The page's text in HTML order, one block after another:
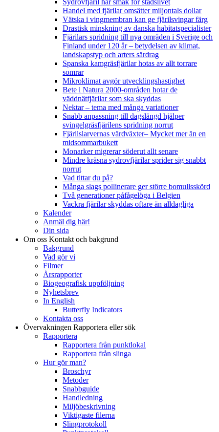
Handel med fjärilar omsätter miljontals dollar
Vätska i vingmembran kan ge fjärilsvingar färg
Drastisk minskning av danska habitatspecialister
Fjärilars spridning till nya områden i Sverige och
Finland under 120 år– betydelsen av klimat,
landskapstyp och arters särdrag
Spanska kamgräsfjärilar hotas av allt torrare
somrar
Mikroklimat avgör utvecklingshastighet
Bete i Natura 2000-områden hotar de
väddnätfjärilar som ska skyddas
Nektar – tema med många variationer
Snabb anpassning till dagslängd hjälper
svingelgräsfjärilens spridning norrut
Fjärilslarvernas värdväxter– Mycket mer än en
midsommarbukett
Monarker migrerar söderut allt senare
Mindre kräsna sydrovfjärilar sprider sig snabbt
norrut
Vad tittar du på?
Många slags pollinerare ger större bomullsskörd
Två generationer påfågelöga i Belgien
Vackra fjärilar skyddas oftare än alldagliga
Kalender
Anmäl dig här!
Din sida
Om oss Kontakt och bakgrund
Bakgrund
Vad gör vi
Filmer
Årsrapporter
Biogeografisk uppföljning
Nyhetsbrev
In English
Butterfly Indicators
Kontakta oss
Övervakningen Rapportera eller sök
Rapportera
Rapportera från punktlokal
Rapportera från slinga
Hur gör man?
Broschyr
Metoder
Snabbguide
Handledning
Miljöbeskrivning
Viktigaste filerna
Slingprotokoll